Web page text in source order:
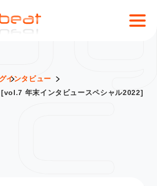
インタビュー
年末インタビュースペシャル2022]